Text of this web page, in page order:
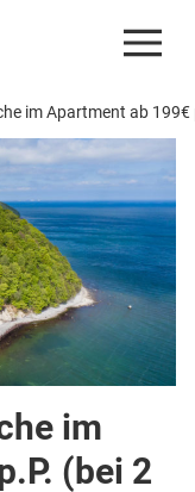
im Apartment ab 199€
im
(bei 2